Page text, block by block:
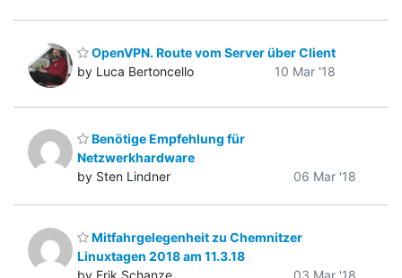
OpenVPN. Route vom Server über Client
by Luca Bertoncello
10 Mar '18
Benötige Empfehlung für
Netzwerkhardware
by Sten Lindner
06 Mar '18
Mitfahrgelegenheit zu Chemnitzer
Linuxtagen 2018 am 11.3.18
by Erik Schanze
03 Mar '18